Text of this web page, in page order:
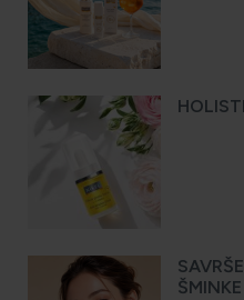
ŠMINKE